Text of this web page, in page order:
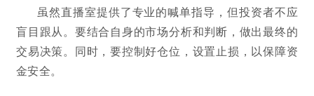
虽然直播室提供了专业的喊单指导，但投资者不应
盲目跟从。要结合自身的市场分析和判断，做出最终的
交易决策。同时，要控制好仓位，设置止损，以保障资
金安全。